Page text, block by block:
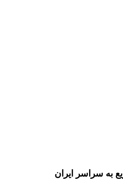
به سراسر ایران